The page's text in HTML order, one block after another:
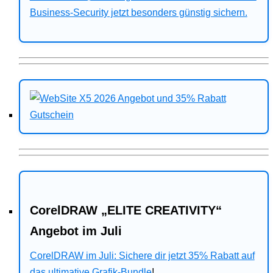
Business-Security jetzt besonders günstig sichern.
CorelDRAW „ELITE CREATIVITY“
Angebot im Juli
CorelDRAW im Juli: Sichere dir jetzt 35% Rabatt auf